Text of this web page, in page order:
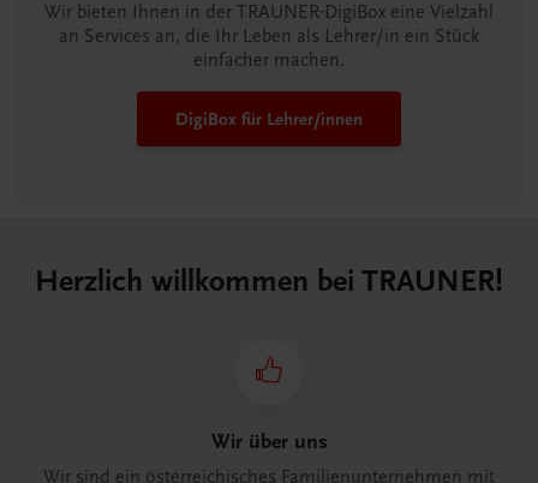
Wir bieten Ihnen in der TRAUNER-DigiBox eine Vielzahl
an Services an, die Ihr Leben als Lehrer/in ein Stück
einfacher machen.
DigiBox für Lehrer/innen
Herzlich willkommen bei TRAUNER!
Wir über uns
Wir sind ein österreichisches Familienunternehmen mit